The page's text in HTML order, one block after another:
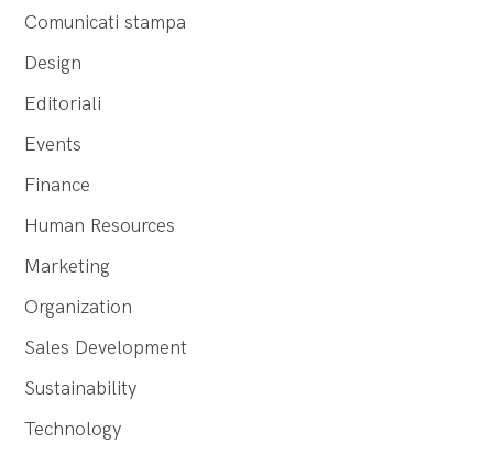
Comunicati stampa
Design
Editoriali
Events
Finance
Human Resources
Marketing
Organization
Sales Development
Sustainability
Technology